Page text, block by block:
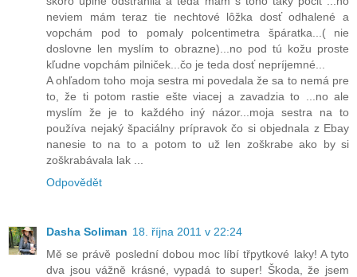
neviem mám teraz tie nechtové lôžka dosť odhalené a
vopchám pod to pomaly polcentimetra špáratka...( nie
doslovne len myslím to obrazne)...no pod tú kožu proste
kľudne vopchám pilniček...čo je teda dosť nepríjemné...
A ohľadom toho moja sestra mi povedala že sa to nemá pre
to, že ti potom rastie ešte viacej a zavadzia to ...no ale
myslím že je to každého iný názor...moja sestra na to
používa nejaký špaciálny prípravok čo si objednala z Ebay
nanesie to na to a potom to už len zoškrabe ako by si
zoškrabávala lak ...
Odpovědět
Dasha Soliman 18. října 2011 v 22:24
Mě se právě poslední dobou moc líbí třpytkové laky! A tyto
dva jsou vážně krásné, vypadá to super! Škoda, že jsem